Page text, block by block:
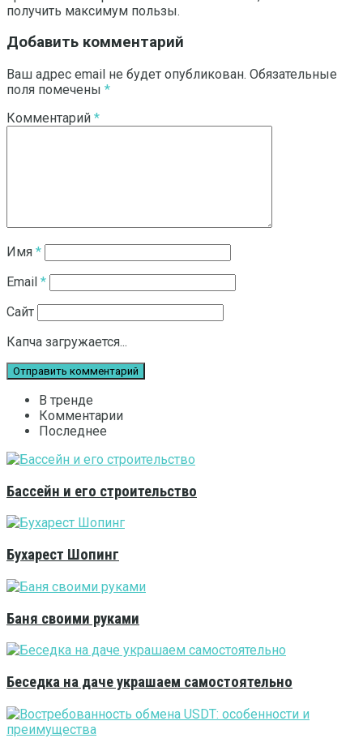
получить максимум пользы.
Добавить комментарий
Ваш адрес email не будет опубликован. Обязательные
поля помечены *
Комментарий *
Имя *
Email *
Сайт
Капча загружается...
В тренде
Комментарии
Последнее
Бассейн и его строительство
Бухарест Шопинг
Баня своими руками
Беседка на даче украшаем самостоятельно